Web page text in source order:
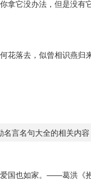
拿它没办法，但是没有
花落去，似曾相识燕
名言名句大全的相关内容
国也如家。——葛洪《抱